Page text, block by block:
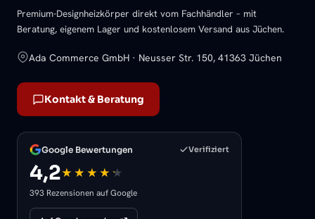
Premium-Designheizkörper direkt vom Fachhändler – mit
Beratung, eigenem Lager und kostenlosem Versand aus Jüchen.
Ada Commerce GmbH · Neusser Str. 150, 41363 Jüchen
Kontakt & Beratung
Google Bewertungen Verifiziert
4,2
393 Rezensionen auf Google